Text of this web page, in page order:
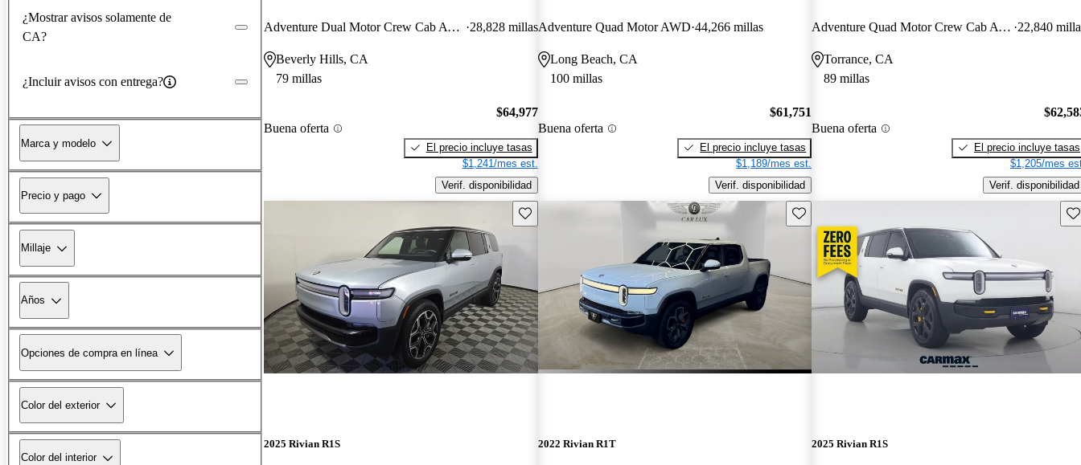
¿Mostrar avisos solamente de
CA?
¿Incluir avisos con entrega?
Marca y modelo
Precio y pago
Millaje
Años
Opciones de compra en línea
Color del exterior
Color del interior
Adventure Dual Motor Crew Cab AWD 28,828 millas
Beverly Hills, CA
79 millas
Buena oferta
$64,977
El precio incluye tasas
$1,241/mes est.
Verif. disponibilidad
Adventure Quad Motor AWD 44,266 millas
Long Beach, CA
100 millas
Buena oferta
$61,751
El precio incluye tasas
$1,189/mes est.
Verif. disponibilidad
Adventure Quad Motor Crew Cab AWD 22,840
Torrance, CA
89 millas
Buena oferta
El precio incluye tasas
$1,205/mes
Verif. disponibilidad
Guarda este Aviso
2025 Rivian R1S
Guarda este Aviso
2022 Rivian R1T 2025 Rivian R1S